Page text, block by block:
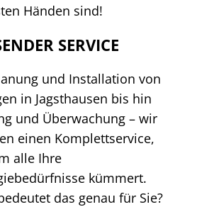
Händen sind!
SERVICE
und Installation von
in Jagsthausen bis hin
und Überwachung – wir
einen Komplettservice,
alle Ihre
kümmert.
das genau für Sie?